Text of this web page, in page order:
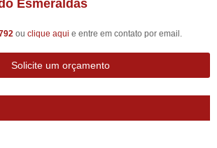
Esmeraldas
ou clique aqui e entre em contato por email.
Solicite um orçamento